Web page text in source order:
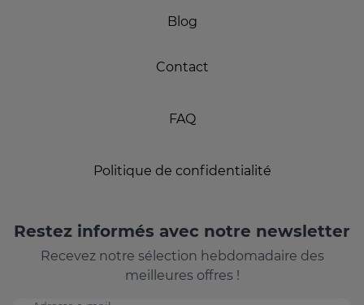
Blog
Contact
FAQ
Politique de confidentialité
Restez informés avec notre newsletter
Recevez notre sélection hebdomadaire des
meilleures offres !